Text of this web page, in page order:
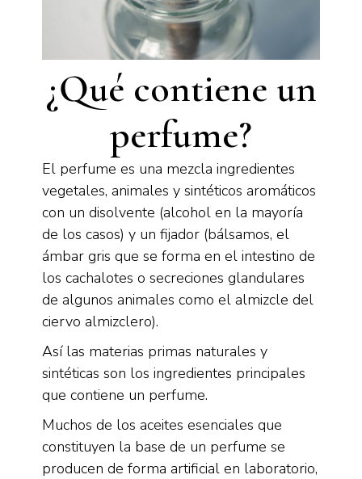
¿Qué contiene un
perfume?
El perfume es una mezcla ingredientes
vegetales, animales y sintéticos aromáticos
con un disolvente (alcohol en la mayoría
de los casos) y un fijador (bálsamos, el
ámbar gris que se forma en el intestino de
los cachalotes o secreciones glandulares
de algunos animales como el almizcle del
ciervo almizclero).
Así las materias primas naturales y
sintéticas son los ingredientes principales
que contiene un perfume.
Muchos de los aceites esenciales que
constituyen la base de un perfume se
producen de forma artificial en laboratorio,